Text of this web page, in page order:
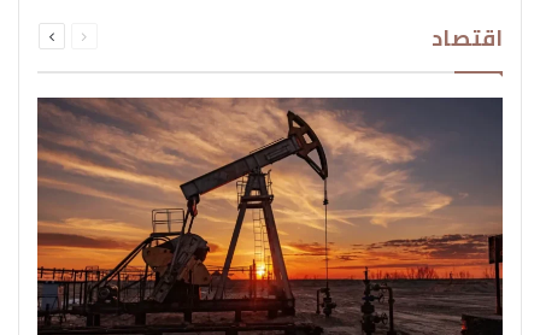
اقتصاد الصفحةالصفحة